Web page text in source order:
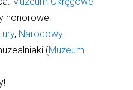
honorowe:
, Narodowy
(Muzeum